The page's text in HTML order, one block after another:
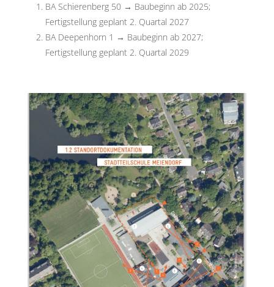
BA Schierenberg 50 → Baubeginn ab 2025;
Fertigstellung geplant 2. Quartal 2027
BA Deepenhorn 1 → Baubeginn ab 2027;
Fertigstellung geplant 2. Quartal 2029